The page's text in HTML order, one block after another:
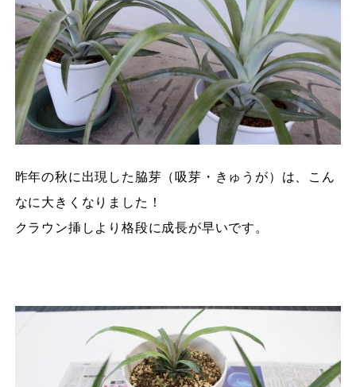
昨年の秋に出現した脇芽（吸芽・きゅうが）は、こん
なに大きくなりました！
クラウン挿しより格段に成長が早いです。